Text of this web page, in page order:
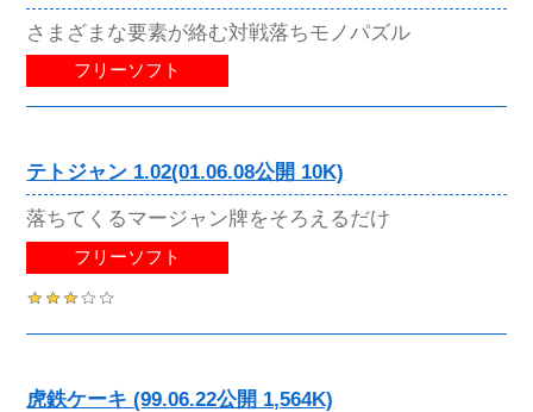
さまざまな要素が絡む対戦落ちモノパズル
フリーソフト
テトジャン 1.02(01.06.08公開 10K)
落ちてくるマージャン牌をそろえるだけ
フリーソフト
虎鉄ケーキ (99.06.22公開 1,564K)